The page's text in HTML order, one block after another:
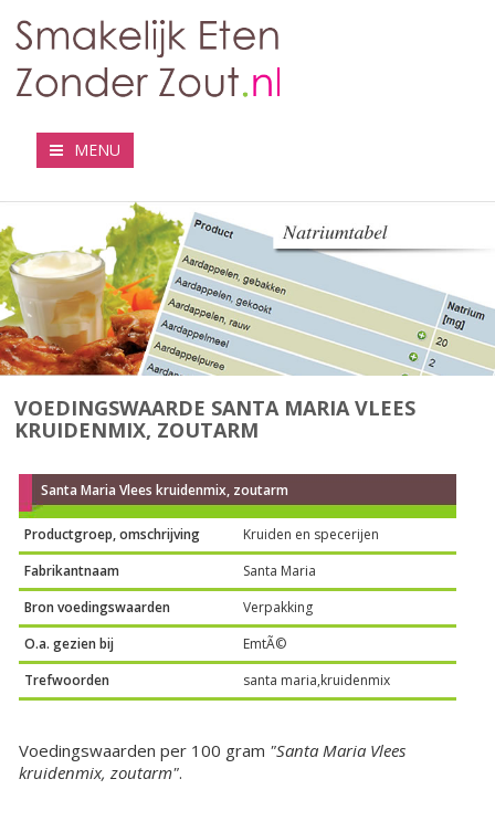
MENU
VOEDINGSWAARDE SANTA MARIA VLEES
KRUIDENMIX, ZOUTARM
Santa Maria Vlees kruidenmix, zoutarm
Productgroep, omschrijving
Kruiden en specerijen
Fabrikantnaam
Santa Maria
Bron voedingswaarden
Verpakking
O.a. gezien bij
EmtÃ©
Trefwoorden
santa maria,kruidenmix
Voedingswaarden per 100 gram "Santa Maria Vlees
kruidenmix, zoutarm".